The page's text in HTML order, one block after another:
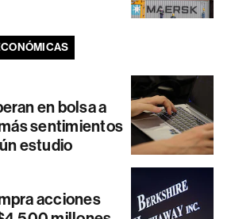
en bolsa a
sentimientos
estudio
acciones